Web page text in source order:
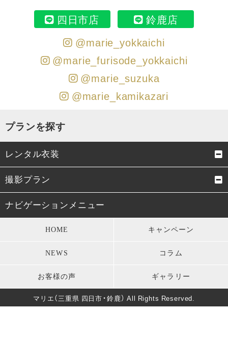
四日市店
鈴鹿店
@marie_yokkaichi
@marie_furisode_yokkaichi
@marie_suzuka
@marie_kamikazari
プランを探す
レンタル衣装
成人式振袖
男性成人式袴
七五三衣装 留袖・訪問着・振袖
モーニング・礼服 パーティードレス
キッズ衣装 長寿のお祝い
葬儀・法要
撮影プラン
成人式前撮り
ィング
バースデー マタニティフォト
ナビゲーションメニュー
HOME キャンペーン
NEWS コラム
お客様の声 ギャラリー
マリエ（三重県 四日市・鈴鹿） All Rights Reserved.